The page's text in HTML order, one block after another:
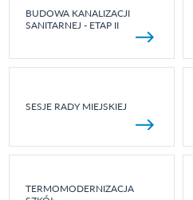
BUDOWA KANALIZACJI
SANITARNEJ - ETAP II
SESJE RADY MIEJSKIEJ
TERMOMODERNIZACJA